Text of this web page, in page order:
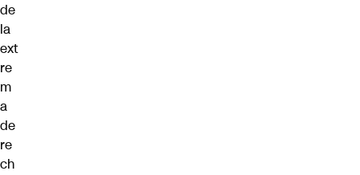
de
la
ext
re
m
a
de
re
ch